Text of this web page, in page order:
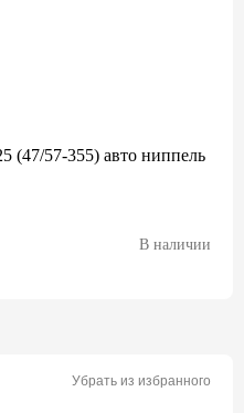
(47/57-355) авто ниппель
В наличии
Убрать из избранного